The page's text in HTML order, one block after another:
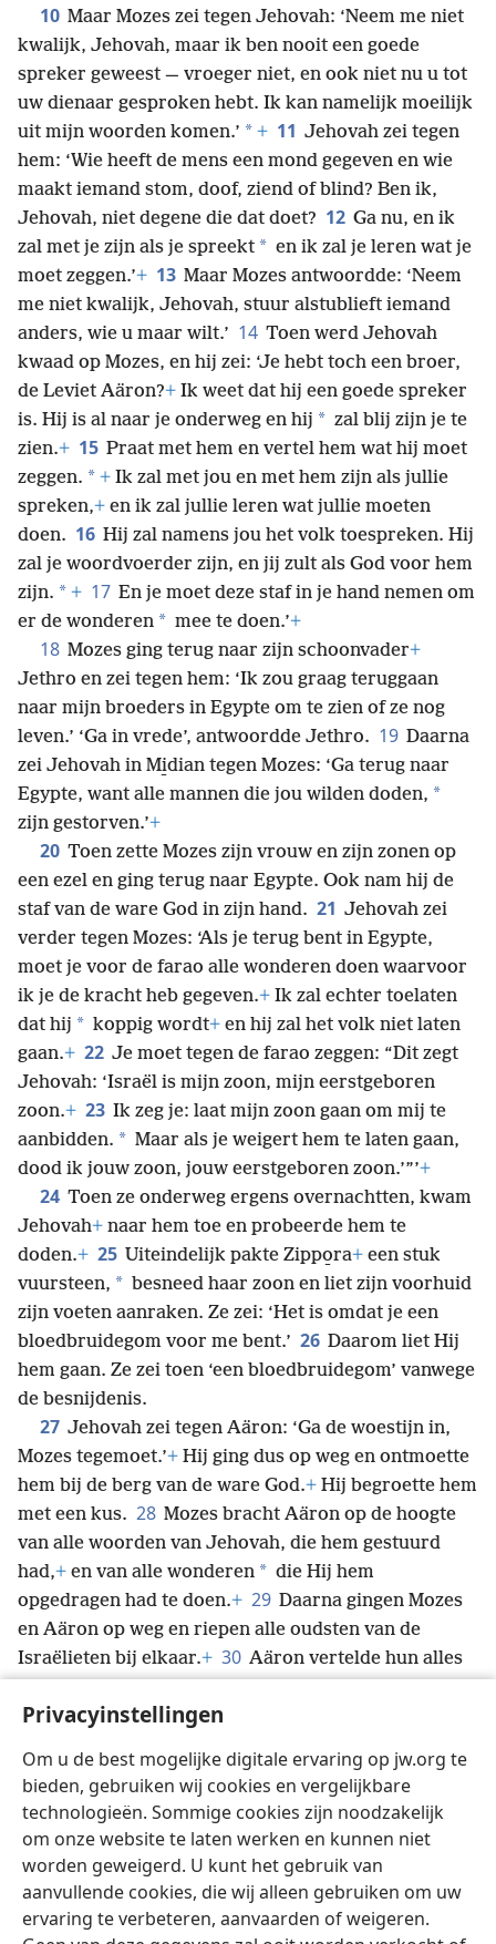
Privacyinstellingen
Om u de best mogelijke digitale ervaring op jw.org te
bieden, gebruiken wij cookies en vergelijkbare
technologieën. Sommige cookies zijn noodzakelijk
om onze website te laten werken en kunnen niet
worden geweigerd. U kunt het gebruik van
aanvullende cookies, die wij alleen gebruiken om uw
ervaring te verbeteren, aanvaarden of weigeren.
10 Maar Mozes zei tegen Jehovah: ‘Neem me niet
kwalijk, Jehovah, maar ik ben nooit een goede
spreker geweest — vroeger niet, en ook niet nu u tot
uw dienaar gesproken hebt. Ik kan namelijk moeilijk
uit mijn woorden komen.’ * + 11 Jehovah zei tegen
hem: ‘Wie heeft de mens een mond gegeven en wie
maakt iemand stom, doof, ziend of blind? Ben ik,
Jehovah, niet degene die dat doet? 12 Ga nu, en ik
zal met je zijn als je spreekt * en ik zal je leren wat je
moet zeggen.’+ 13 Maar Mozes antwoordde: ‘Neem
me niet kwalijk, Jehovah, stuur alstublieft iemand
anders, wie u maar wilt.’ 14 Toen werd Jehovah
kwaad op Mozes, en hij zei: ‘Je hebt toch een broer,
de Leviet Aäron?+ Ik weet dat hij een goede spreker
is. Hij is al naar je onderweg en hij * zal blij zijn je te
zien.+ 15 Praat met hem en vertel hem wat hij moet
zeggen. * + Ik zal met jou en met hem zijn als jullie
spreken,+ en ik zal jullie leren wat jullie moeten
doen. 16 Hij zal namens jou het volk toespreken. Hij
zal je woordvoerder zijn, en jij zult als God voor hem
zijn. * + 17 En je moet deze staf in je hand nemen om
er de wonderen * mee te doen.’+
18 Mozes ging terug naar zijn schoonvader+
Jethro en zei tegen hem: ‘Ik zou graag teruggaan
naar mijn broeders in Egypte om te zien of ze nog
leven.’ ‘Ga in vrede’, antwoordde Jethro. 19 Daarna
zei Jehovah in Mi̱dian tegen Mozes: ‘Ga terug naar
Egypte, want alle mannen die jou wilden doden, *
zijn gestorven.’+
20 Toen zette Mozes zijn vrouw en zijn zonen op
een ezel en ging terug naar Egypte. Ook nam hij de
staf van de ware God in zijn hand. 21 Jehovah zei
verder tegen Mozes: ‘Als je terug bent in Egypte,
moet je voor de farao alle wonderen doen waarvoor
ik je de kracht heb gegeven.+ Ik zal echter toelaten
dat hij * koppig wordt+ en hij zal het volk niet laten
gaan.+ 22 Je moet tegen de farao zeggen: “Dit zegt
Jehovah: ‘Israël is mijn zoon, mijn eerstgeboren
zoon.+ 23 Ik zeg je: laat mijn zoon gaan om mij te
aanbidden. * Maar als je weigert hem te laten gaan,
dood ik jouw zoon, jouw eerstgeboren zoon.’”’+
24 Toen ze onderweg ergens overnachtten, kwam
Jehovah+ naar hem toe en probeerde hem te
doden.+ 25 Uiteindelijk pakte Zippo̱ra+ een stuk
vuursteen, * besneed haar zoon en liet zijn voorhuid
zijn voeten aanraken. Ze zei: ‘Het is omdat je een
bloedbruidegom voor me bent.’ 26 Daarom liet Hij
hem gaan. Ze zei toen ‘een bloedbruidegom’ vanwege
de besnijdenis.
27 Jehovah zei tegen Aäron: ‘Ga de woestijn in,
Mozes tegemoet.’+ Hij ging dus op weg en ontmoette
hem bij de berg van de ware God.+ Hij begroette hem
met een kus. 28 Mozes bracht Aäron op de hoogte
van alle woorden van Jehovah, die hem gestuurd
had,+ en van alle wonderen * die Hij hem
opgedragen had te doen.+ 29 Daarna gingen Mozes
en Aäron op weg en riepen alle oudsten van de
Israëlieten bij elkaar.+ 30 Aäron vertelde hun alles
wonderen * +voor de ogen van het volk.
aan de Israëlieten+
had gedacht en dat hij hun
ellende had gezien,
knielden ze en bogen ze diep.
Nederlands Delen Instellingen